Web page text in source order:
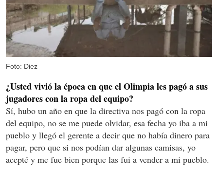
Foto: Diez
¿Usted vivió la época en que el Olimpia les pagó a sus
jugadores con la ropa del equipo?
Sí, hubo un año en que la directiva nos pagó con la ropa
del equipo, no se me puede olvidar, esa fecha yo iba a mi
pueblo y llegó el gerente a decir que no había dinero para
pagar, pero que si nos podían dar algunas camisas, yo
acepté y me fue bien porque las fui a vender a mi pueblo.